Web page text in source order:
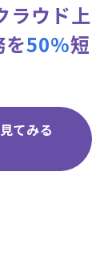
ラウド上
を50%短
てみる